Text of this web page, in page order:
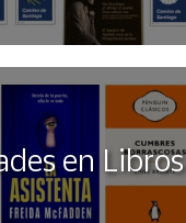
en Libros